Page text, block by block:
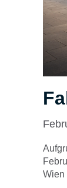
Wien